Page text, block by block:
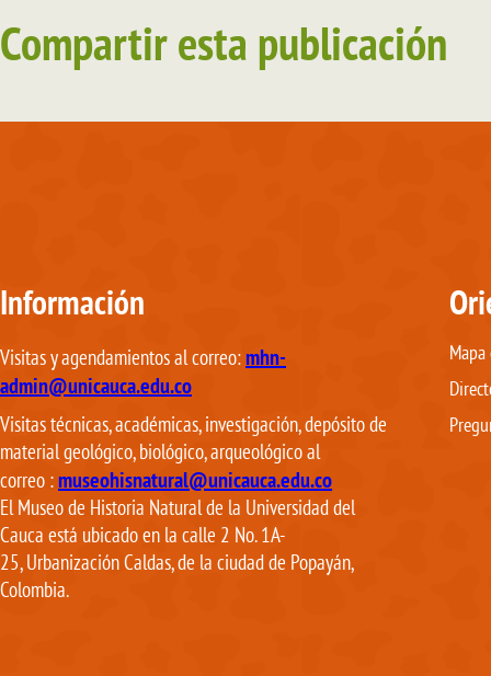
Compartir esta publicación
Información
Visitas y agendamientos al correo:mhn-
admin@unicauca.edu.co
Visitas técnicas, académicas, investigación, depósito de
material geológico, biológico, arqueológico al
correo :museohisnatural@unicauca.edu.co
El Museo de Historia Natural de la Universidad del
Cauca está ubicado en la calle 2 No. 1A-
25, Urbanización Caldas, de la ciudad de Popayán,
Colombia.